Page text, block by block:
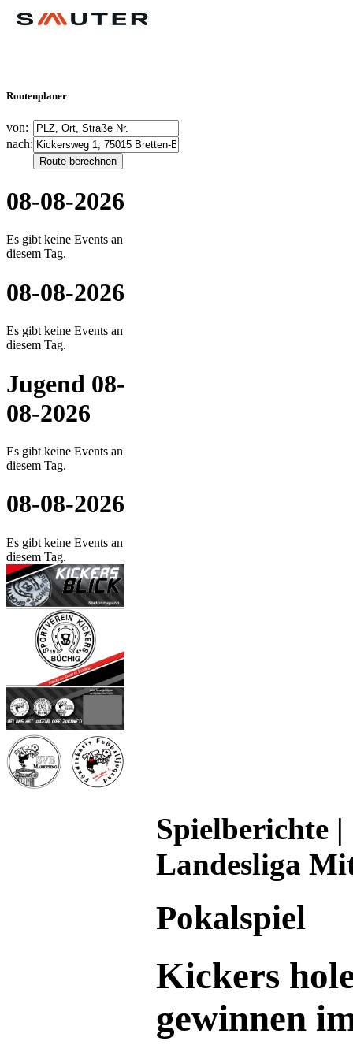
Routenplaner
von:
nach:
08-08-2026
Es gibt keine Events an
diesem Tag.
08-08-2026
Es gibt keine Events an
diesem Tag.
Jugend 08-
08-2026
Es gibt keine Events an
diesem Tag.
08-08-2026
Es gibt keine Events an
diesem Tag.
Spielberichte |
Landesliga
Pokalspiel
Kickers
gewinnen